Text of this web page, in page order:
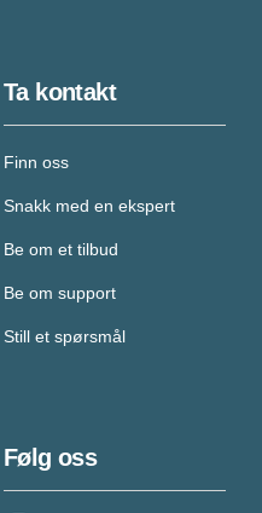
Ta kontakt
Finn oss
Snakk med en ekspert
Be om et tilbud
Be om support
Still et spørsmål
Følg oss